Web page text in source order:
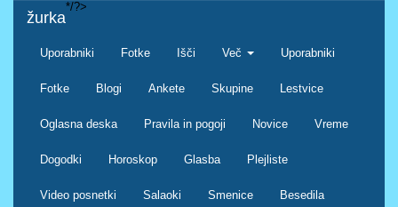
žurka
Uporabniki Fotke Išči Več Uporabniki
Fotke Blogi Ankete Skupine Lestvice
Oglasna deska Pravila in pogoji Novice Vreme
Dogodki Horoskop Glasba Plejliste
Video posnetki Salaoki Smenice Besedila
*/?>